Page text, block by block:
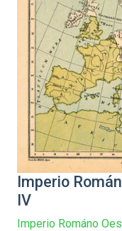
Imperio
IV
Imperio Románo